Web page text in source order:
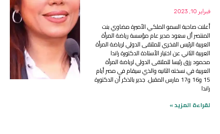
فبراير 10, 2023
أعلنت صاحبة السمو الملكي الأميرة مضاوي بنت
المنتصر أل سعود مدير عام مؤسسة رياضة المرأة
العربية الرئيس الفخري للملتقى الدولي لرياضة المرأة
العربية الثاني عن اختيار الأستاذة الدكتورة راندا
محمود رزق رئيسا للملتقى الدولي لرياضة المرأة
العربية في نسخته الثانيه والذي سيقام في مصر أيام
15 و16 و17 مارس المقبل. جدير بالذكر أن الدكتورة
راندا
لقراءة المزيد »